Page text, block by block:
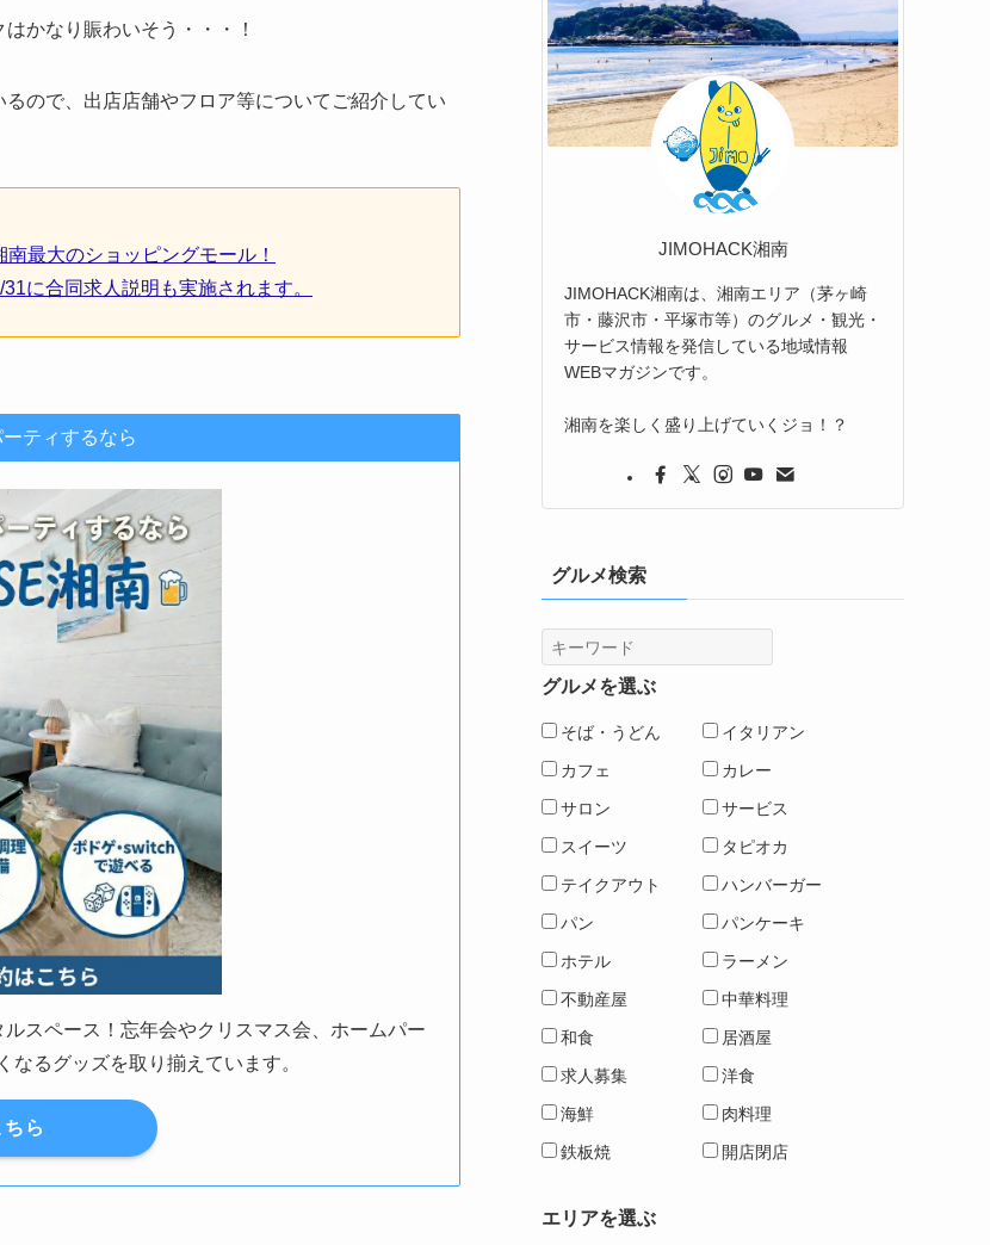
かなり賑わいそう・・・！
ので、出店店舗やフロア等についてご紹介してい
最大のショッピングモール！
に合同求人説明も実施されます。
ティするなら
スペース！忘年会やクリスマス会、ホームパー
るグッズを取り揃えています。
ら
JIMOHACK湘南
JIMOHACK湘南は、湘南エリア（茅ヶ崎
市・藤沢市・平塚市等）のグルメ・観光・
サービス情報を発信している地域情報
WEBマガジンです。
湘南を楽しく盛り上げていくジョ！？
グルメ検索
グルメを選ぶ
そば・うどん
イタリアン
カフェ
カレー
サロン
サービス
スイーツ
タピオカ
テイクアウト
ハンバーガー
パン
パンケーキ
ホテル
ラーメン
不動産屋
中華料理
和食
居酒屋
求人募集
洋食
海鮮
肉料理
鉄板焼
開店閉店
エリアを選ぶ